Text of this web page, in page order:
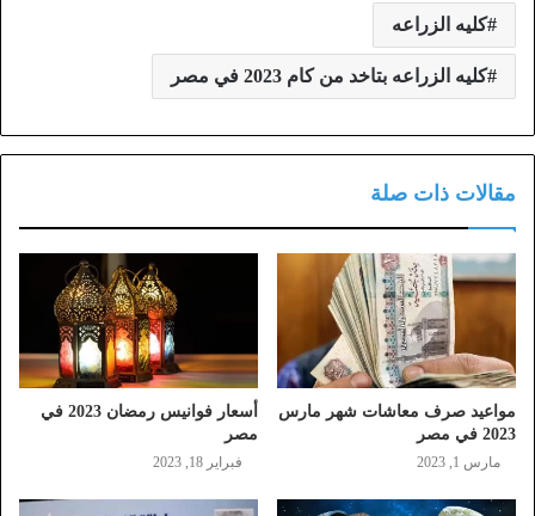
كليه الزراعه
كليه الزراعه بتاخد من كام 2023 في مصر
مقالات ذات صلة
مواعيد صرف معاشات شهر مارس
2023 في مصر
مارس 1, 2023
أسعار فوانيس رمضان 2023 في
مصر
فبراير 18, 2023